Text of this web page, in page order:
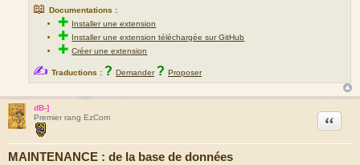
📖 Documentations :
✚ Installer une extension
✚ Installer une extension téléchargée sur GitHub
✚Créer une extension
✍ Traductions : ? Demander ? Proposer
dB-]
Premier rang EzCom
MAINTENANCE : de la base de données
Citation